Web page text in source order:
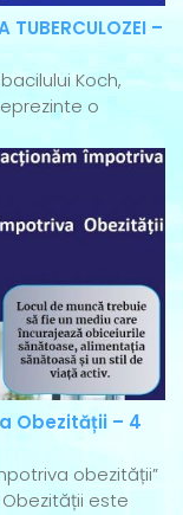
TUBERCULOZEI –
Koch,
o
Obezității – 4
obezității”
este